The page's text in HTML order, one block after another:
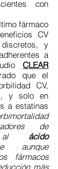
con
fármaco
CV
y
a
CLEAR
que el
CV,
y solo en
a estatinas
de
al ácido
aunque
fármacos
más